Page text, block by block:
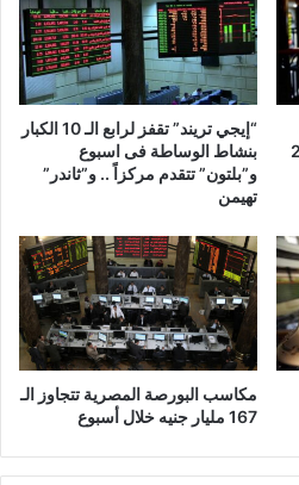
“إيجي تريند” تقفز لرابع الـ 10 الكبار
بنشاط الوساطة فى اسبوع
و”بلتون” تتقدم مركزاً .. و”ثاندر”
تهيمن
مكاسب البورصة المصرية تتجاوز الـ
167 مليار جنيه خلال أسبوع